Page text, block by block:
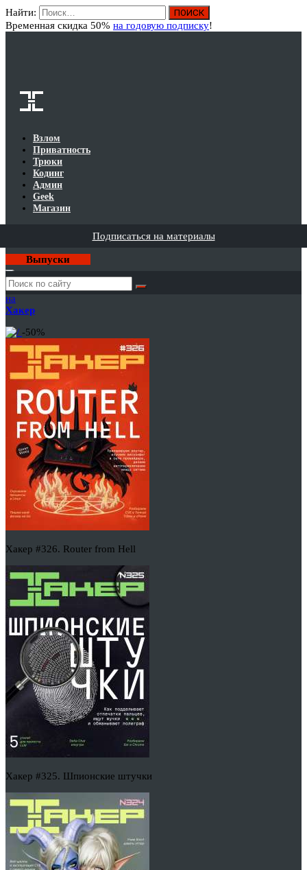
Найти:
Временная скидка 50% на годовую подписку!
Взлом
Приватность
Трюки
Кодинг
Админ
Geek
Магазин
Подписаться на материалы
Выпуски
Годовая
подписка
на
Хакер
-50%
Хакер #326. Router from Hell
Хакер #325. Шпионские штучки